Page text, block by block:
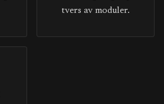
tvers av moduler.